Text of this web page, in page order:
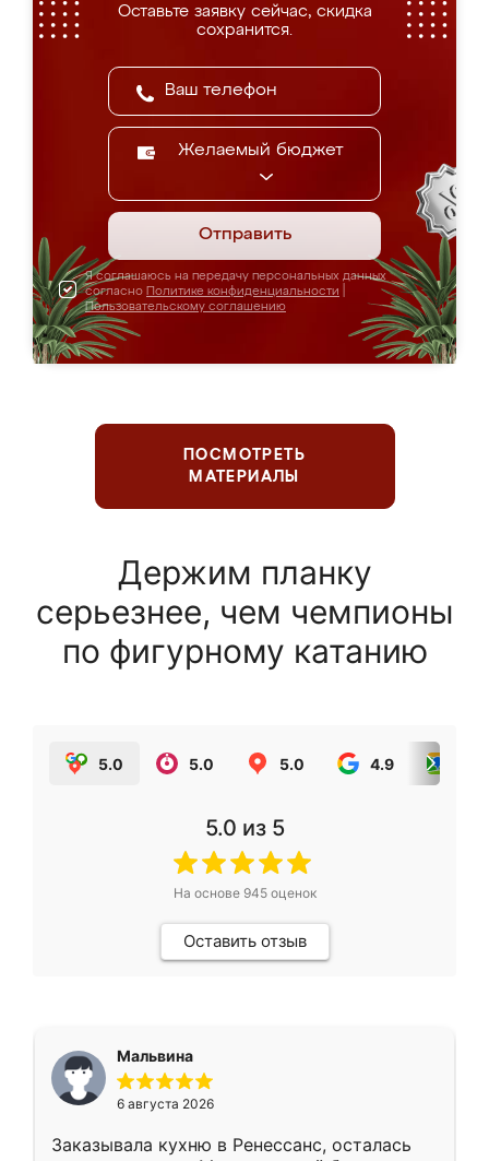
Оставьте заявку сейчас, скидка
сохранится.
Желаемый бюджет
Отправить
Я соглашаюсь на передачу персональных данных
согласно Политике конфиденциальности
Пользовательскому соглашению
ПОСМОТРЕТЬ
МАТЕРИАЛЫ
Держим планку
серьезнее, чем чемпионы
по фигурному катанию
5.0 5.0 5.0 4.9
5.0 из 5
На основе 945оценок
Оставить отзыв
Мальвина
6 августа 2026
Заказывала кухню в Ренессанс, осталась